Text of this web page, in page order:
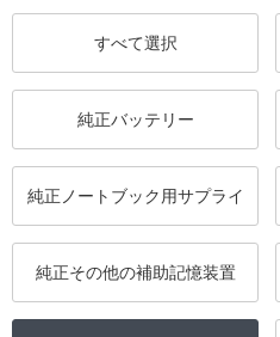
すべて選択
純正バッテリー
純正ノートブック用サプライ
純正その他の補助記憶装置